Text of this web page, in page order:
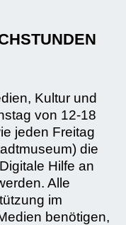
Kultur und
von 12-18
jeden Freitag
die
Hilfe an
Alle
im
benötigen,